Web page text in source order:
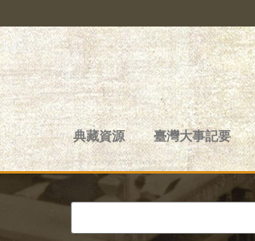
典藏資源 臺灣大事記要